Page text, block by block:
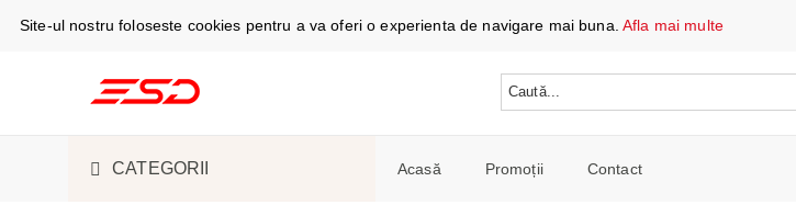
CATEGORII Acasă Promoții Contact
Site-ul nostru foloseste cookies pentru a va oferi o experienta de navigare mai buna.Afla mai multe